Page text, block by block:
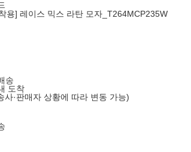
용] 레이스 믹스 라탄 모자_T264MCP235W
송
도착
사·판매자 상황에 따라 변동 가능)